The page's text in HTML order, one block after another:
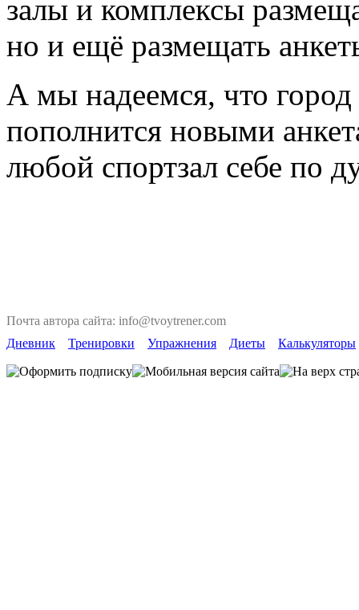
залы и комплексы
но и ещё размещать
А мы надеемся, что
пополнится новыми
любой спортзал себе по
Почта автора сайта: info@tvoytrener.com
Дневник
Тренировки Упражнения Диеты Калькуляторы